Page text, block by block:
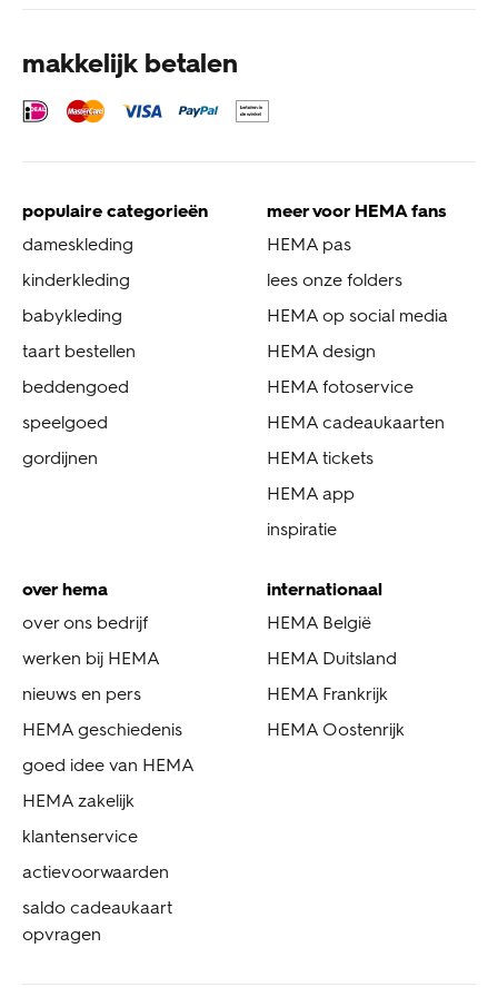
makkelijk betalen
populaire categorieën
dameskleding
kinderkleding
babykleding
taart bestellen
beddengoed
speelgoed
gordijnen
meer voor HEMA fans
HEMA pas
lees onze folders
HEMA op social media
HEMA design
HEMA fotoservice
HEMA cadeaukaarten
HEMA tickets
HEMA app
inspiratie
over hema
over ons bedrijf
werken bij HEMA
nieuws en pers
HEMA geschiedenis
goed idee van HEMA
HEMA zakelijk
klantenservice
actievoorwaarden
saldo cadeaukaart
opvragen
internationaal
HEMA België
HEMA Duitsland
HEMA Frankrijk
HEMA Oostenrijk